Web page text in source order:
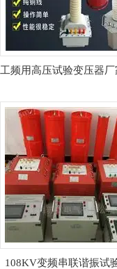
工频用高压试验变压器
108KV变频串联谐振试